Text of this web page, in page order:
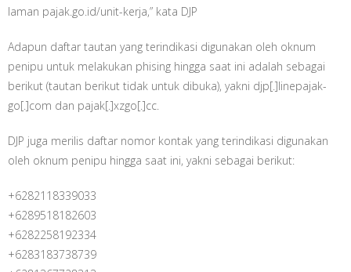
laman pajak.go.id/unit-kerja,” kata DJP
Adapun daftar tautan yang terindikasi digunakan oleh oknum
penipu untuk melakukan phising hingga saat ini adalah sebagai
berikut (tautan berikut tidak untuk dibuka), yakni djp[.]linepajak-
go[.]com dan pajak[.]xzgo[.]cc.
DJP juga merilis daftar nomor kontak yang terindikasi digunakan
oleh oknum penipu hingga saat ini, yakni sebagai berikut:
+6282118339033
+6289518182603
+6282258192334
+6283183738739